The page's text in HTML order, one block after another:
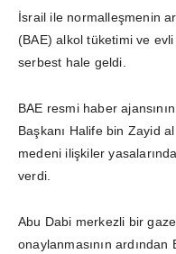
İsrail ile normalleşmenin
(BAE) alkol tüketimi ve
serbest hale geldi.
BAE resmi haber
Başkanı Halife bin Zayid
medeni ilişkiler
verdi.
Abu Dabi merkezli bir
onaylanmasının